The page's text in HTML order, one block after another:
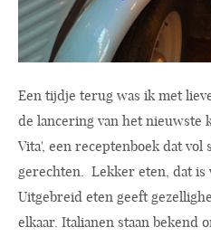
Een tijdje terug was ik met
de lancering van het nieuwste
Vita', een receptenboek dat vol
gerechten. Lekker eten, dat is
Uitgebreid eten geeft
elkaar. Italianen staan bekend